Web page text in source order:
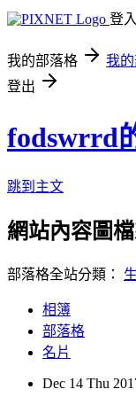
登入
我的部落格 我
登出
fodswrrd
跳到主文
網站內容圖
部落格全站分類：
相簿
部落格
名片
Dec 14 Thu